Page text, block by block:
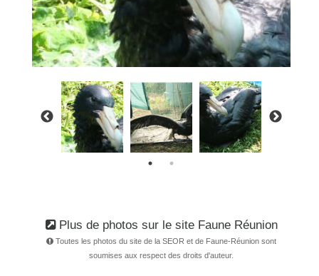
Plus de photos sur le site Faune Réunion
Toutes les photos du site de la SEOR et de Faune-Réunion sont
soumises aux respect des droits d'auteur.